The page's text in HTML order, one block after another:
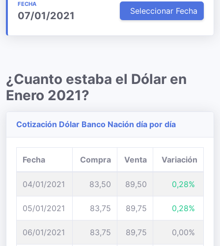
FECHA
07/01/2021 Seleccionar Fecha
¿Cuanto estaba el Dólar en
Enero 2021?
Cotización Dólar Banco Nación día por día
Fecha Compra Venta Variación
04/01/2021 83,50 89,50 0,28%
05/01/2021 83,75 89,75 0,28%
06/01/2021 83,75 89,75 0,00%